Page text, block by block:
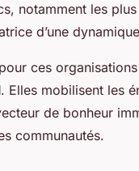
notamment les
d’une
ces
. Elles mobilisent les
de bonheur
communautés.